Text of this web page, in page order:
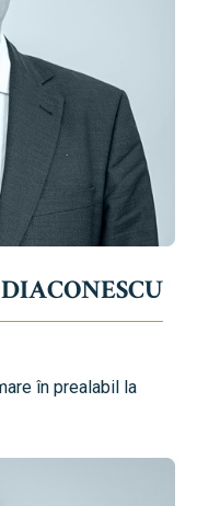
în prealabil la